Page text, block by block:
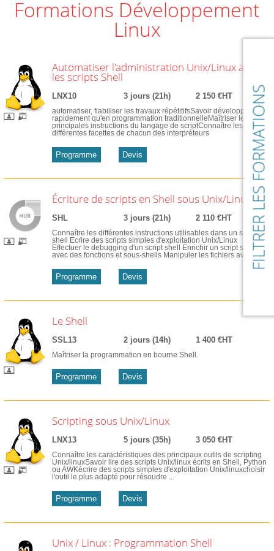
Formations Développement
Linux
FILTRER LES FORMATIONS
Automatiser l'administration Unix/Linux avec
les scripts Shell
LNX10 3 jours (21h) 2 150 €HT
automatiser, fiabiliser les travaux répétitifsSavoir développer plus
rapidement qu'en programmation traditionnelleMaîtriser les
principales instructions du langage de scriptConnaître les
différentes facettes de chacun des interpréteurs
Programme Devis
Écriture de scripts en Shell sous Unix/Linux
SHL 3 jours (21h) 2 110 €HT
Connaître les différentes instructions utilisables dans un script
shell Ecrire des scripts simples d'exploitation Unix/Linux
Effectuer le debugging d'un script shell Enrichir un script shell
avec des fonctions et sous-shells Manipuler les fichiers avec ...
Programme Devis
Le Shell
SSL13 2 jours (14h) 1 400 €HT
Maîtriser la programmation en bourne Shell.
Programme Devis
Scripting sous Unix/Linux
LNX13 5 jours (35h) 3 050 €HT
Connaître les caractéristiques des principaux outils de scripting
Unix/linuxSavoir lire des scripts Unix/linux écrits en Shell, Python
ou AWKécrire des scripts simples d'exploitation Unix/linuxchoisir
l'outil le plus adapté pour résoudre ...
Programme Devis
Unix / Linux : Programmation Shell